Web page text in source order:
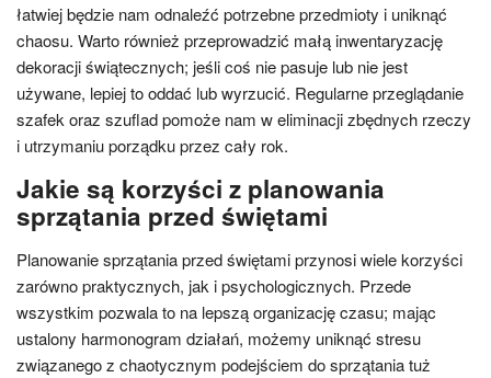
łatwiej będzie nam odnaleźć potrzebne przedmioty i uniknąć
chaosu. Warto również przeprowadzić małą inwentaryzację
dekoracji świątecznych; jeśli coś nie pasuje lub nie jest
używane, lepiej to oddać lub wyrzucić. Regularne przeglądanie
szafek oraz szuflad pomoże nam w eliminacji zbędnych rzeczy
i utrzymaniu porządku przez cały rok.
Jakie są korzyści z planowania
sprzątania przed świętami
Planowanie sprzątania przed świętami przynosi wiele korzyści
zarówno praktycznych, jak i psychologicznych. Przede
wszystkim pozwala to na lepszą organizację czasu; mając
ustalony harmonogram działań, możemy uniknąć stresu
związanego z chaotycznym podejściem do sprzątania tuż